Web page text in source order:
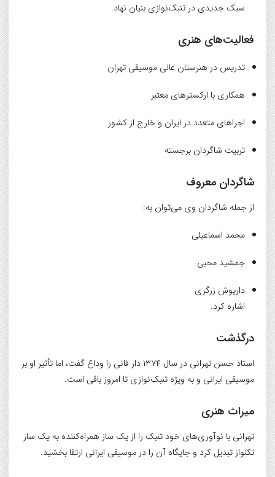
سبک جدیدی در تنبک‌نوازی بنیان نهاد.
فعالیت‌های هنری
تدریس در هنرستان عالی موسیقی تهران
همکاری با ارکسترهای معتبر
اجراهای متعدد در ایران و خارج از کشور
تربیت شاگردان برجسته
شاگردان معروف
از جمله شاگردان وی می‌توان به:
محمد اسماعیلی
جمشید محبی
داریوش زرگری
اشاره کرد.
درگذشت
استاد حسن تهرانی در سال ۱۳۷۴ دار فانی را وداع گفت، اما تأثیر او بر
موسیقی ایرانی و به ویژه تنبک‌نوازی تا امروز باقی است.
میراث هنری
تهرانی با نوآوری‌های خود تنبک را از یک ساز همراه‌کننده به یک ساز
تکنواز تبدیل کرد و جایگاه آن را در موسیقی ایرانی ارتقا بخشید.